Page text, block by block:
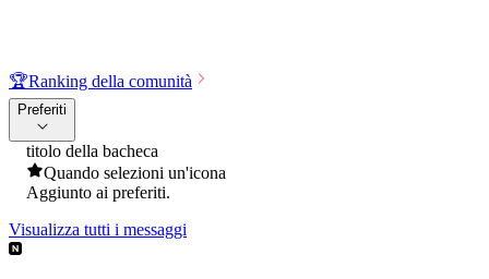
🏆Ranking della comunità
Preferiti
titolo della bacheca
Quando selezioni un'icona
Aggiunto ai preferiti.
Visualizza tutti i messaggi